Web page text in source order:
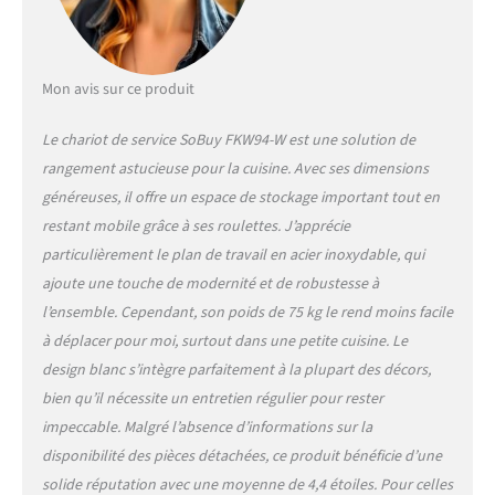
Facture fournie. Toute
commande passée avant
Mon avis sur ce produit
Le chariot de service SoBuy FKW94-W est une solution de
rangement astucieuse pour la cuisine. Avec ses dimensions
généreuses, il offre un espace de stockage important tout en
restant mobile grâce à ses roulettes. J’apprécie
particulièrement le plan de travail en acier inoxydable, qui
ajoute une touche de modernité et de robustesse à
l’ensemble. Cependant, son poids de 75 kg le rend moins facile
à déplacer pour moi, surtout dans une petite cuisine. Le
design blanc s’intègre parfaitement à la plupart des décors,
bien qu’il nécessite un entretien régulier pour rester
impeccable. Malgré l’absence d’informations sur la
disponibilité des pièces détachées, ce produit bénéficie d’une
solide réputation avec une moyenne de 4,4 étoiles. Pour celles